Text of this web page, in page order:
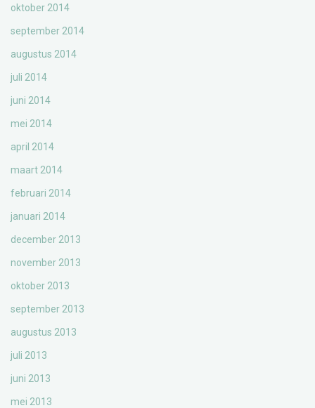
oktober 2014
september 2014
augustus 2014
juli 2014
juni 2014
mei 2014
april 2014
maart 2014
februari 2014
januari 2014
december 2013
november 2013
oktober 2013
september 2013
augustus 2013
juli 2013
juni 2013
mei 2013